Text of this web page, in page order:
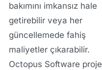
bakımını imkansız hale
getirebilir veya her
güncellemede fahiş
maliyetler çıkarabilir.
Octopus Software proje